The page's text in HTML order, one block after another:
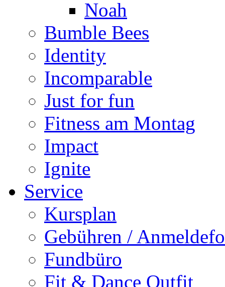
Noah
Bumble Bees
Identity
Incomparable
Just for fun
Fitness am Montag
Impact
Ignite
Service
Kursplan
Gebühren /
Fundbüro
Fit & Dance Outfit